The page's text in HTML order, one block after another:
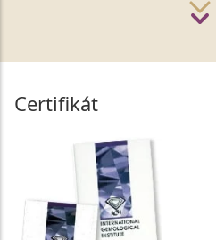
Certifikát